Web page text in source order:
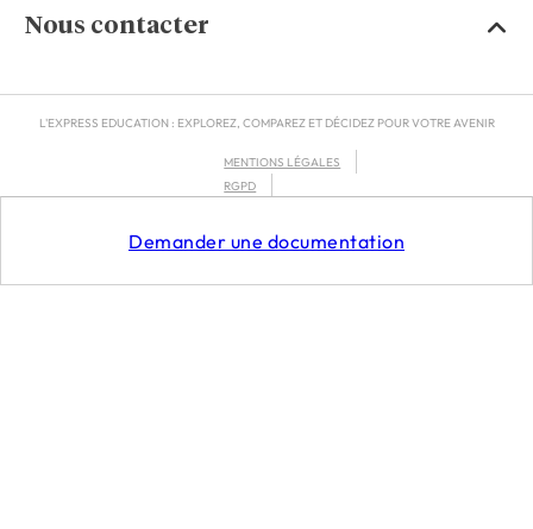
Demander une documentation
Nous contacter
L'EXPRESS EDUCATION : EXPLOREZ, COMPAREZ ET DÉCIDEZ POUR VOTRE AVENIR
MENTIONS LÉGALES
RGPD